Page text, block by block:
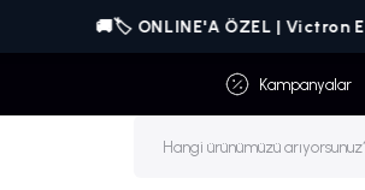
Kampanyalar
🚚🏷️ ONLINE'A ÖZEL | Victron